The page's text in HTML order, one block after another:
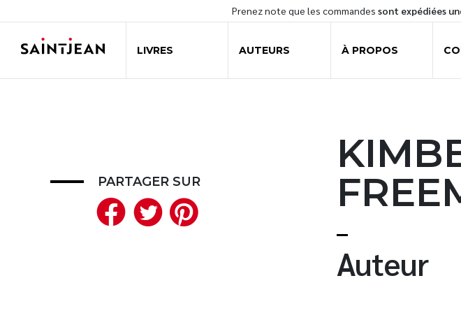
Prenez note que les commandes sont expédiées
LIVRES AUTEURS À PROPOS
Auteur
PARTAGER SUR
Facebook
Twitter